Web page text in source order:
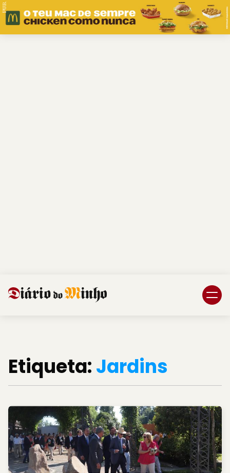
PUB.
Etiqueta:Jardins